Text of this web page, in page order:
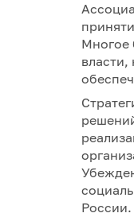
Многое
России.